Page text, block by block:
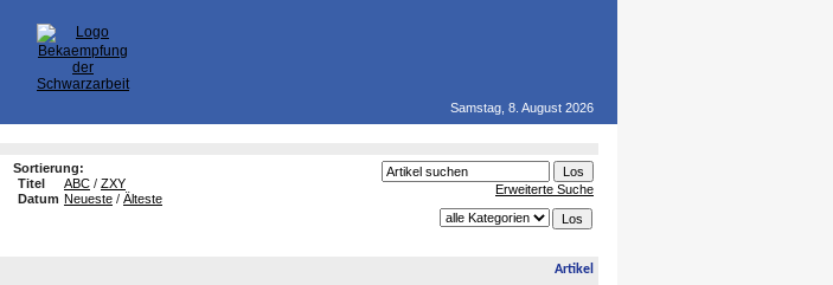
Samstag, 8. August 2026
Sortierung:
Titel
ABC / ZXY
Datum Neueste / Älteste
Erweiterte Suche
Artikel